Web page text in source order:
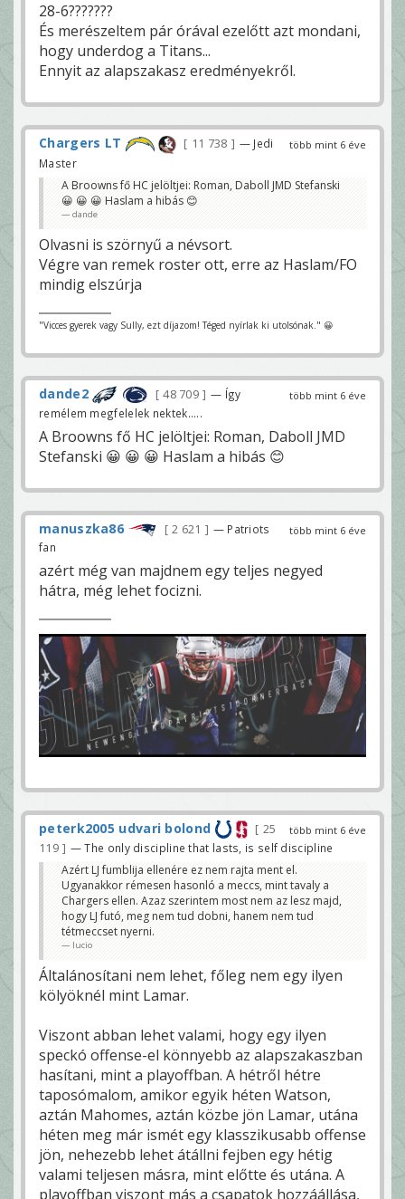
28-6???????
És merészeltem pár órával ezelőtt azt mondani,
hogy underdog a Titans...
Ennyit az alapszakasz eredményekről.
több mint 6 éve
Chargers LT 11 738
— Jedi
Master
A Broowns fő HC jelöltjei: Roman, Daboll JMD Stefanski
😀 😀 😀 Haslam a hibás 😊
dande
Olvasni is szörnyű a névsort.
Végre van remek roster ott, erre az Haslam/FO
mindig elszúrja
"Vicces gyerek vagy Sully, ezt díjazom! Téged nyírlak ki utolsónak." 😀
több mint 6 éve
dande2 48 709
— Így
remélem megfelelek nektek.....
A Broowns fő HC jelöltjei: Roman, Daboll JMD
Stefanski 😀 😀 😀 Haslam a hibás 😊
több mint 6 éve
manuszka86 2 621
— Patriots
fan
azért még van majdnem egy teljes negyed
hátra, még lehet focizni.
több mint 6 éve
peterk2005 udvari bolond
25
119
— The only discipline that lasts, is self discipline
Azért LJ fumblija ellenére ez nem rajta ment el.
Ugyanakkor rémesen hasonló a meccs, mint tavaly a
Chargers ellen. Azaz szerintem most nem az lesz majd,
hogy LJ futó, meg nem tud dobni, hanem nem tud
tétmeccset nyerni.
lucio
Általánosítani nem lehet, főleg nem egy ilyen
kölyöknél mint Lamar.
Viszont abban lehet valami, hogy egy ilyen
speckó offense-el könnyebb az alapszakaszban
hasítani, mint a playoffban. A hétről hétre
taposómalom, amikor egyik héten Watson,
aztán Mahomes, aztán közbe jön Lamar, utána
héten meg már ismét egy klasszikusabb offense
jön, nehezebb lehet átállni fejben egy hétig
valami teljesen másra, mint előtte és utána. A
playoffban viszont más a csapatok hozzáállása,